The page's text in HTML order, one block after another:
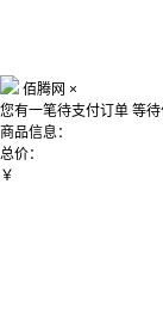
佰腾网 ×
您有一笔待支付订单 等
商品信息：
总价：
￥